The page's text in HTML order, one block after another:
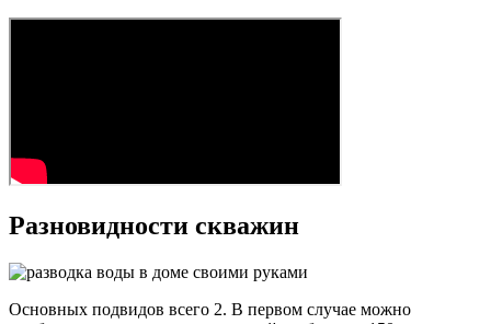
Разновидности скважин
Основных подвидов всего 2. В первом случае можно